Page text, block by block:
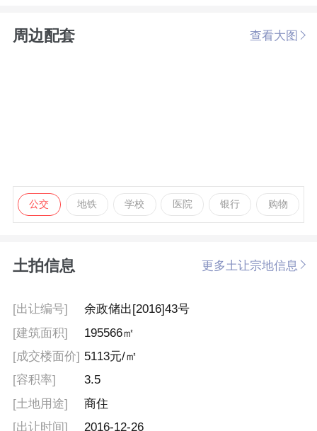
周边配套 查看大图
公交 地铁 学校 医院 银行 购物
土拍信息 更多土让宗地信息
[出让编号]
余政储出[2016]43号
[建筑面积]
195566㎡
[成交楼面价] 5113元/㎡
[容积率]
3.5
[土地用途]
商住
[出让时间]
2016-12-26